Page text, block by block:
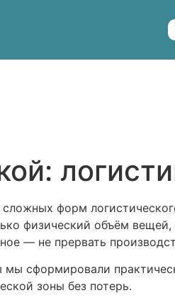
Ватсап
форм
физический объём
— не прервать
мы сформировали
зоны без потерь.